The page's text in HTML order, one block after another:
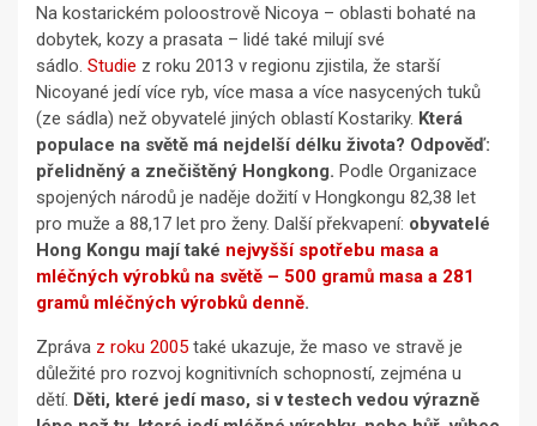
Na kostarickém poloostrově Nicoya – oblasti bohaté na
dobytek, kozy a prasata – lidé také milují své
sádlo. Studie z roku 2013 v regionu zjistila, že starší
Nicoyané jedí více ryb, více masa a více nasycených tuků
(ze sádla) než obyvatelé jiných oblastí Kostariky. Která
populace na světě má nejdelší délku života? Odpověď:
přelidněný a znečištěný Hongkong. Podle Organizace
spojených národů je naděje dožití v Hongkongu 82,38 let
pro muže a 88,17 let pro ženy. Další překvapení: obyvatelé
Hong Kongu mají také nejvyšší spotřebu masa a
mléčných výrobků na světě – 500 gramů masa a 281
gramů mléčných výrobků denně.
Zpráva z roku 2005 také ukazuje, že maso ve stravě je
důležité pro rozvoj kognitivních schopností, zejména u
dětí. Děti, které jedí maso, si v testech vedou výrazně